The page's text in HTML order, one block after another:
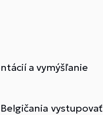
a vymýšľanie
vystupovať